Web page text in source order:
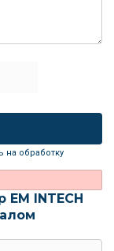
на обработку
INTECH